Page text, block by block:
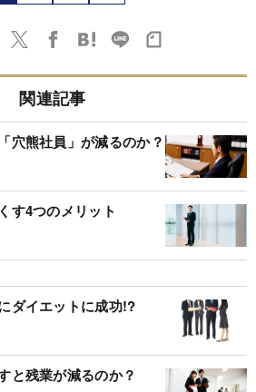
関連記事
穴熊社員」が減るのか？
す4つのメリット
ダイエットに成功!?
と残業が減るのか？